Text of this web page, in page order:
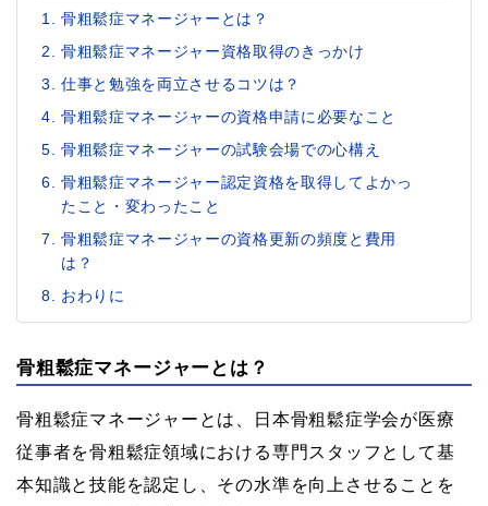
骨粗鬆症マネージャーとは？
骨粗鬆症マネージャー資格取得のきっかけ
仕事と勉強を両立させるコツは？
骨粗鬆症マネージャーの資格申請に必要なこと
骨粗鬆症マネージャーの試験会場での心構え
骨粗鬆症マネージャー認定資格を取得してよかっ
たこと・変わったこと
骨粗鬆症マネージャーの資格更新の頻度と費用
は？
おわりに
骨粗鬆症マネージャーとは？
骨粗鬆症マネージャーとは、日本骨粗鬆症学会が医療
従事者を骨粗鬆症領域における専門スタッフとして基
本知識と技能を認定し、その水準を向上させることを